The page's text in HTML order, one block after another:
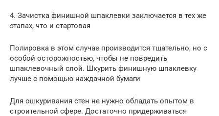
4. Зачистка финишной шпаклевки заключается в тех же
этапах, что и стартовая
Полировка в этом случае производится тщательно, но с
особой осторожностью, чтобы не повредить
шпаклевочный слой. Шкурить финишную шпаклевку
лучше с помощью наждачной бумаги
Для ошкуривания стен не нужно обладать опытом в
строительной сфере. Достаточно придерживаться